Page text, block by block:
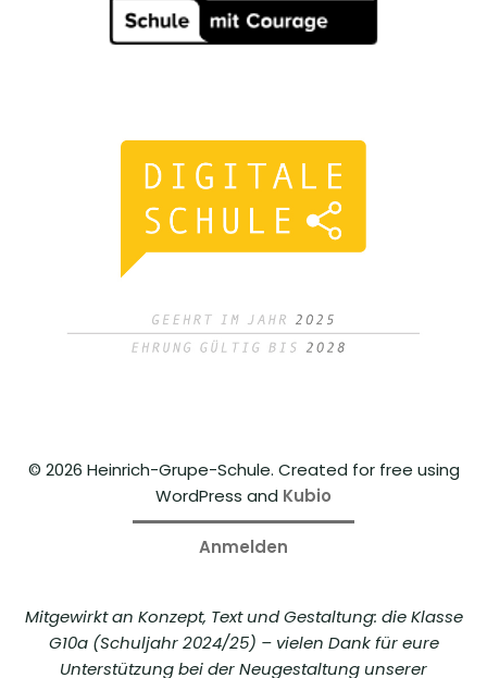
© 2026 Heinrich-Grupe-Schule. Created for free using
WordPress and Kubio
Anmelden
Mitgewirkt an Konzept, Text und Gestaltung: die Klasse
G10a (Schuljahr 2024/25) – vielen Dank für eure
Unterstützung bei der Neugestaltung unserer